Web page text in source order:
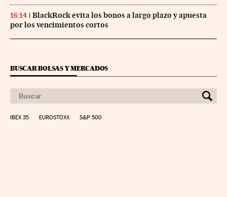
16:14
BlackRock evita los bonos a largo plazo y apuesta
por los vencimientos cortos
BUSCAR BOLSAS Y MERCADOS
IBEX 35 EUROSTOXX S&P 500